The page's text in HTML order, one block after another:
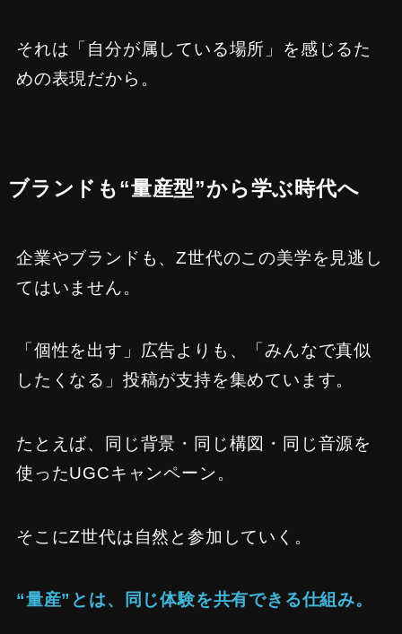
それは「自分が属している場所」を感じるた
めの表現だから。
ブランドも“量産型”から学ぶ時代へ
企業やブランドも、Z世代のこの美学を見逃し
てはいません。
「個性を出す」広告よりも、「みんなで真似
したくなる」投稿が支持を集めています。
たとえば、同じ背景・同じ構図・同じ音源を
使ったUGCキャンペーン。
そこにZ世代は自然と参加していく。
“量産”とは、同じ体験を共有できる仕組み。